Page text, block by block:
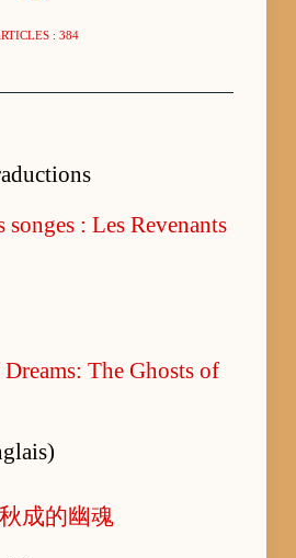
: 384
songes : Les Revenants
The Ghosts of
成的幽魂